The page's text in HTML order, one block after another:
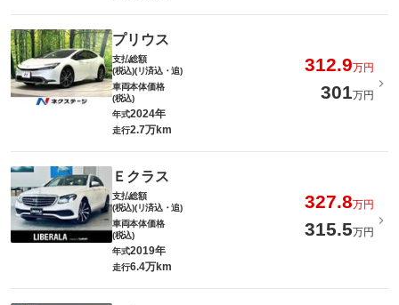
プリウス
支払総額
(税込)(リ済込・追)
312.9万円
車両本体価格
(税込)
301万円
年式2024年
走行2.7万km
Ｅクラス
支払総額
(税込)(リ済込・追)
327.8万円
車両本体価格
(税込)
315.5万円
年式2019年
走行6.4万km